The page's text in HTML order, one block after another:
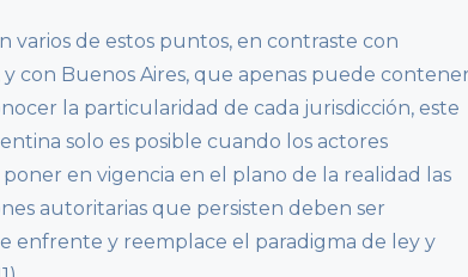
varios de estos puntos, en contraste con
con Buenos Aires, que apenas puede
la particularidad de cada jurisdicción, este
solo es posible cuando los actores
en vigencia en el plano de la realidad las
autoritarias que persisten deben ser
enfrente y reemplace el paradigma de ley y